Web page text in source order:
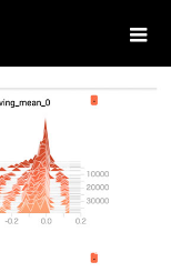
います。